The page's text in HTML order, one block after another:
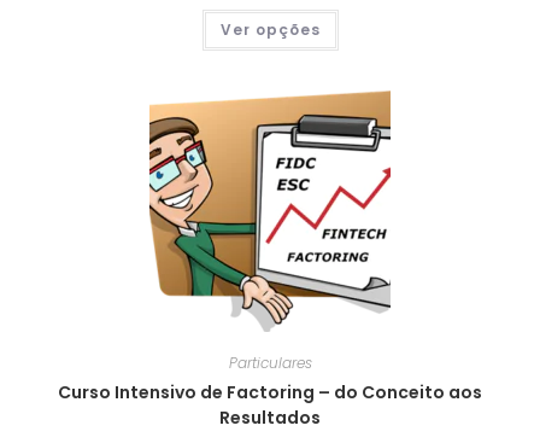
Ver opções
Particulares
Curso Intensivo de Factoring – do Conceito aos
Resultados